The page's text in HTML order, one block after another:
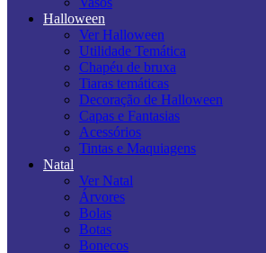
Halloween
Ver Halloween
Utilidade Temática
Chapéu de bruxa
Tiaras temáticas
Decoração de Halloween
Capas e Fantasias
Acessórios
Tintas e Maquiagens
Natal
Ver Natal
Árvores
Bolas
Botas
Bonecos